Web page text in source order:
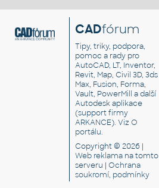
CADfórum
Tipy, triky, podpora,
pomoc a rady pro
AutoCAD, LT, Inventor,
Revit, Map, Civil 3D, 3ds
Max, Fusion, Forma,
Vault, PowerMill a další
Autodesk aplikace
(support firmy
ARKANCE). VizO
portálu.
Copyright © 2026 |
Web reklama na tomto
serveru |Ochrana
soukromí, podmínky